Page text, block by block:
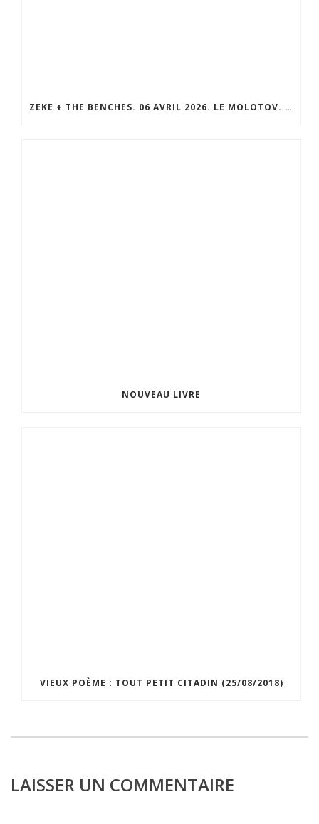
ZEKE + THE BENCHES. 06 AVRIL 2026. LE MOLOTOV. MARSEILLE
NOUVEAU LIVRE
VIEUX POÈME : TOUT PETIT CITADIN (25/08/2018)
LAISSER UN COMMENTAIRE